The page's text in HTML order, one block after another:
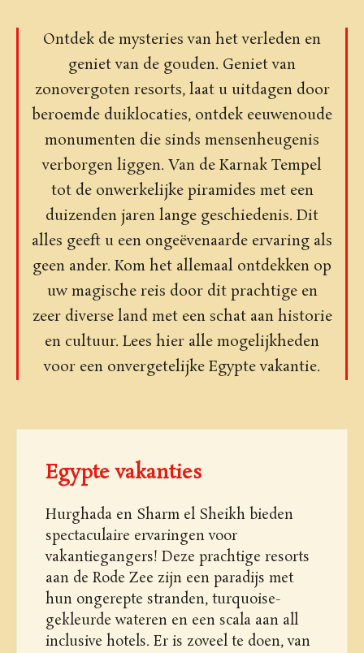
Ontdek de mysteries van het verleden en
geniet van de gouden. Geniet van
zonovergoten resorts, laat u uitdagen door
beroemde duiklocaties, ontdek eeuwenoude
monumenten die sinds mensenheugenis
verborgen liggen. Van de Karnak Tempel
tot de onwerkelijke piramides met een
duizenden jaren lange geschiedenis. Dit
alles geeft u een ongeëvenaarde ervaring als
geen ander. Kom het allemaal ontdekken op
uw magische reis door dit prachtige en
zeer diverse land met een schat aan historie
en cultuur. Lees hier alle mogelijkheden
voor een onvergetelijke Egypte vakantie.
Egypte vakanties
Hurghada en Sharm el Sheikh bieden
spectaculaire ervaringen voor
vakantiegangers! Deze prachtige resorts
aan de Rode Zee zijn een paradijs met
hun ongerepte stranden, turquoise-
gekleurde wateren en een scala aan all
inclusive hotels. Er is zoveel te doen, van